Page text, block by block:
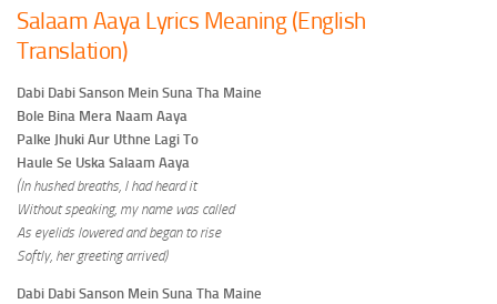
Salaam Aaya Lyrics Meaning (English
Translation)
Dabi Dabi Sanson Mein Suna Tha Maine
Bole Bina Mera Naam Aaya
Palke Jhuki Aur Uthne Lagi To
Haule Se Uska Salaam Aaya
(In hushed breaths, I had heard it
Without speaking, my name was called
As eyelids lowered and began to rise
Softly, her greeting arrived)
Dabi Dabi Sanson Mein Suna Tha Maine